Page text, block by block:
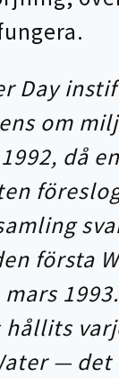
Day
om
då
första
mars
hållits
— det